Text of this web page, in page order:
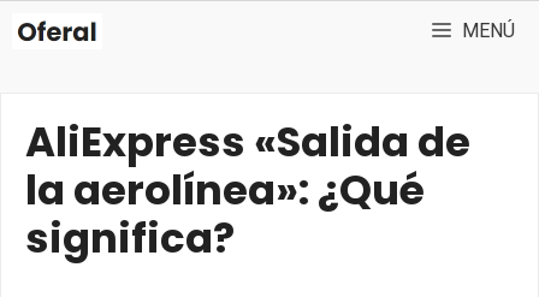
Saltar
MENÚ
AliExpress «Salida de
la aerolínea»: ¿Qué
significa?